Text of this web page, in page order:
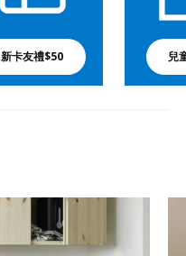
新卡友禮$50 兒